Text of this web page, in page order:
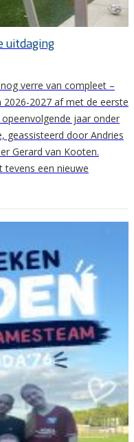
uitdaging
verre van compleet –
2027 af met de eerste
jaar onder
geassisteerd door Andries
Gerard van Kooten.
tevens een nieuwe